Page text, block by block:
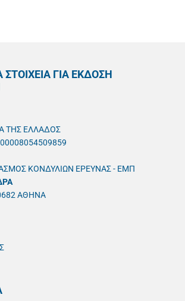
ΓΙΑ ΕΚΔΟΣΗ
ΤΗΣ ΕΛΛΑΔΟΣ
ΚΟΝΔΥΛΙΩΝ ΕΡΕΥΝΑΣ - ΕΜΠ
ΑΘΗΝΑ